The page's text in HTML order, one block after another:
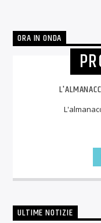
ORA IN ONDA
ULTIME NOTIZIE